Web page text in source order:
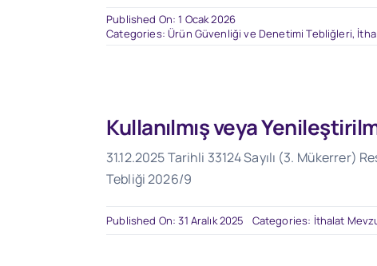
Published On: 1 Ocak 2026
Categories: Ürün Güvenliği ve Denetimi Tebliğleri,
Kullanılmış veya
31.12.2025 Tarihli 33124 Sayılı (3. Mükerrer)
Tebliği 2026/9
Published On: 31 Aralık 2025 Categories: İthalat